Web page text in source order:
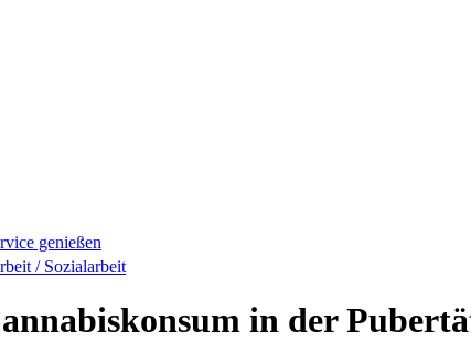
genießen
/ Sozialarbeit
in der